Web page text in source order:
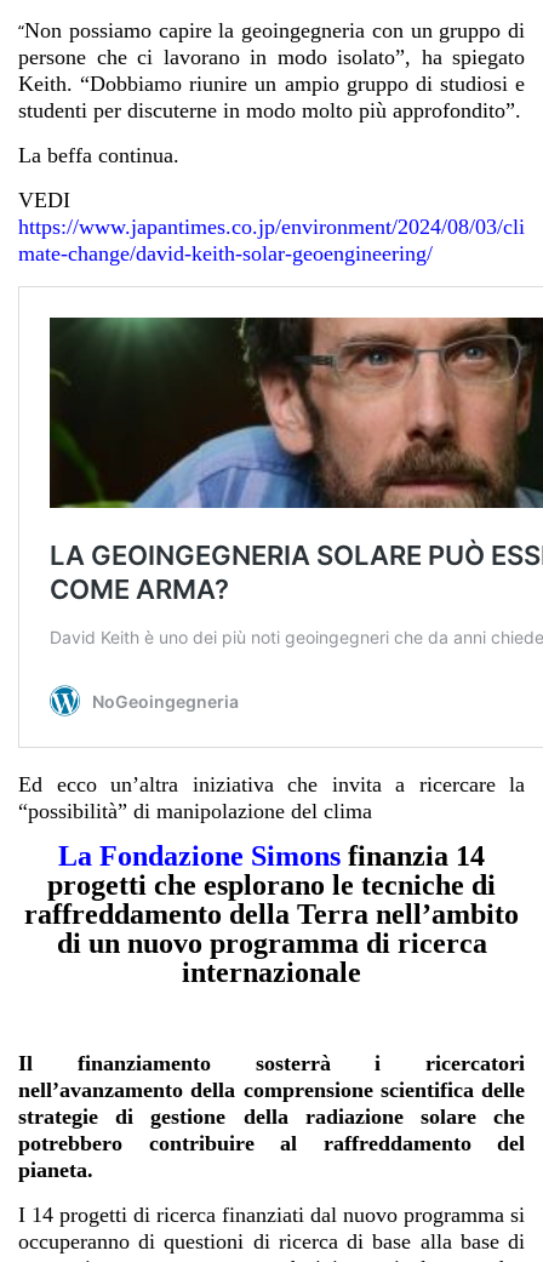
“Non possiamo capire la geoingegneria con un gruppo di
persone che ci lavorano in modo isolato”, ha spiegato
Keith. “Dobbiamo riunire un ampio gruppo di studiosi e
studenti per discuterne in modo molto più approfondito”.
La beffa continua.
VEDI
https://www.japantimes.co.jp/environment/2024/08/03/cli
mate-change/david-keith-solar-geoengineering/
Ed ecco un’altra iniziativa che invita a ricercare la
“possibilità” di manipolazione del clima
La Fondazione Simons finanzia 14
progetti che esplorano le tecniche di
raffreddamento della Terra nell’ambito
di un nuovo programma di ricerca
internazionale
Il finanziamento sosterrà i ricercatori
nell’avanzamento della comprensione scientifica delle
strategie di gestione della radiazione solare che
potrebbero contribuire al raffreddamento del
pianeta.
I 14 progetti di ricerca finanziati dal nuovo programma si
occuperanno di questioni di ricerca di base alla base di